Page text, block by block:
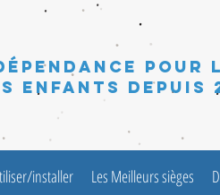
pour
enfants depuis
installer Les Meilleurs sièges